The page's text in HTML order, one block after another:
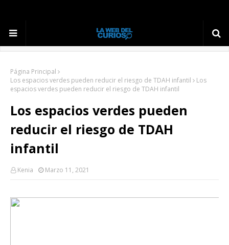
Página Principal
Los espacios verdes pueden reducir el riesgo de TDAH infantil
Los
espacios verdes pueden reducir el riesgo de TDAH infantil
Los espacios verdes pueden
reducir el riesgo de TDAH
infantil
Kenia Marzo 11, 2021